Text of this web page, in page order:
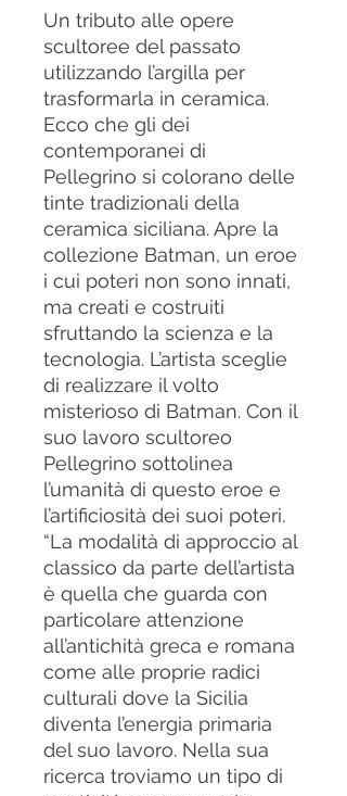
Un tributo alle opere
scultoree del passato
utilizzando l’argilla per
trasformarla in ceramica.
Ecco che gli dei
contemporanei di
Pellegrino si colorano delle
tinte tradizionali della
ceramica siciliana. Apre la
collezione Batman, un eroe
i cui poteri non sono innati,
ma creati e costruiti
sfruttando la scienza e la
tecnologia. L’artista sceglie
di realizzare il volto
misterioso di Batman. Con il
suo lavoro scultoreo
Pellegrino sottolinea
l’umanità di questo eroe e
l’artificiosità dei suoi poteri.
“La modalità di approccio al
classico da parte dell’artista
è quella che guarda con
particolare attenzione
all’antichità greca e romana
come alle proprie radici
culturali dove la Sicilia
diventa l’energia primaria
del suo lavoro. Nella sua
ricerca troviamo un tipo di